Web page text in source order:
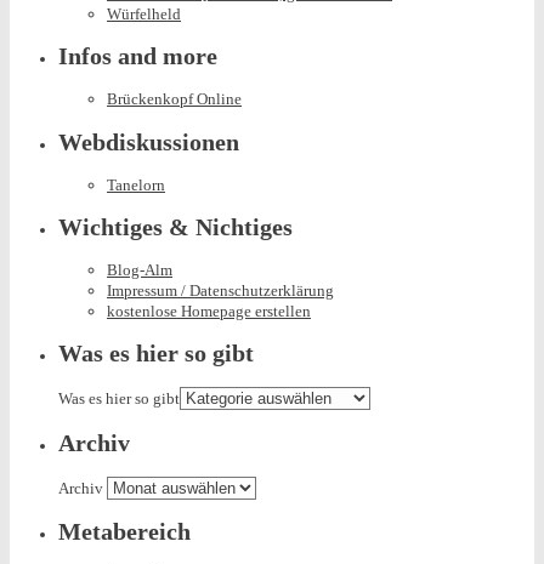
Würfelheld
Infos and more
Brückenkopf Online
Webdiskussionen
Tanelorn
Wichtiges & Nichtiges
Blog-Alm
Impressum / Datenschutzerklärung
kostenlose Homepage erstellen
Was es hier so gibt
Was es hier so gibt
Archiv
Archiv
Metabereich